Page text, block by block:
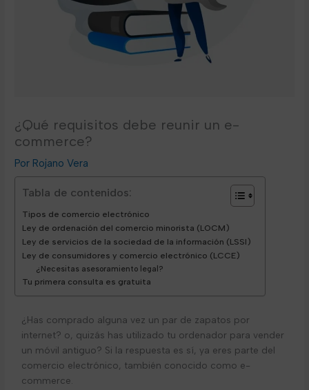
¿Qué requisitos debe reunir un e-
commerce?
Rojano Vera
Tabla de contenidos:
Tipos de comercio electrónico
Ley de ordenación del comercio minorista (LOCM)
Ley de servicios de la sociedad de la información (LSSI)
Ley de consumidores y comercio electrónico (LCCE)
¿Necesitas asesoramiento legal?
Tu primera consulta es gratuita
¿Has comprado alguna vez un par de zapatos por
internet? o, quizás has utilizado tu ordenador para vender
un móvil antiguo? Si la respuesta es sí, ya eres parte del
comercio electrónico, también conocido como e-
commerce.